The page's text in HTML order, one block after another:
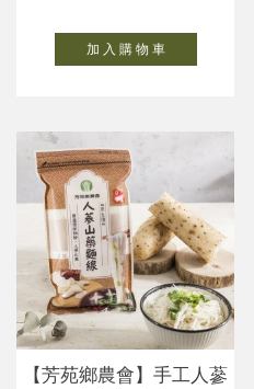
加 入 購 物 車
【芳苑鄉農會】手工人蔘